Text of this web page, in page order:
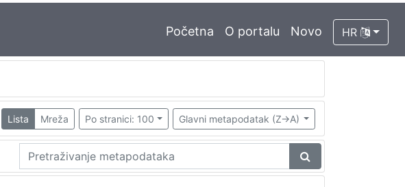
Početna O portalu Novo HR
Lista Mreža Po stranici: 100 Glavni metapodatak (Z->A)